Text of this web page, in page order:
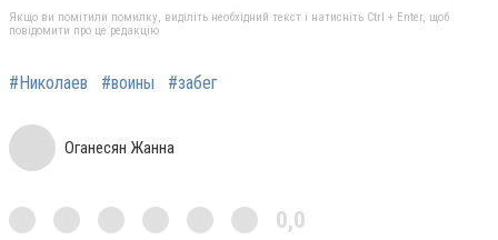
Якщо ви помітили помилку, виділіть необхідний текст і натисніть Ctrl + Enter, щоб
повідомити про це редакцію
#Николаев #воины #забег
Оганесян Жанна
0,0